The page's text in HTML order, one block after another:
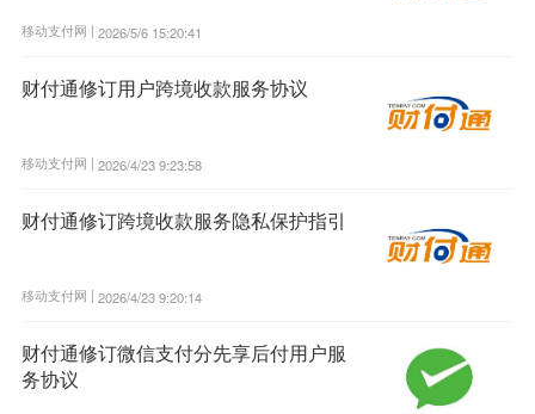
移动支付网 | 2026/5/6 15:20:41
财付通修订用户跨境收款服务协议
移动支付网 | 2026/4/23 9:23:58
财付通修订跨境收款服务隐私保护指引
移动支付网 | 2026/4/23 9:20:14
财付通修订微信支付分先享后付用户服
务协议